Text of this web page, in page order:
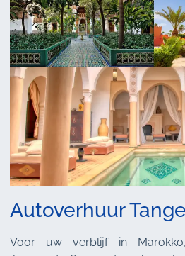
Autoverhuur
Voor uw verblijf in